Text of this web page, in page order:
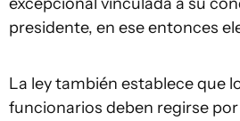
presidente, en ese entonces
La ley también establece que
funcionarios deben regirse